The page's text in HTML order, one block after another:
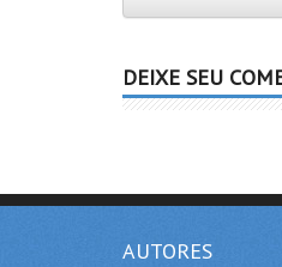
DEIXE SEU
AUTORES